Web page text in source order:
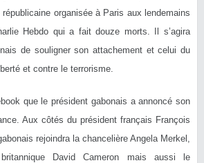
organisée à Paris aux lendemains
Hebdo qui a fait douze morts. Il s’agira
de souligner son attachement et celui du
et contre le terrorisme.
que le président gabonais a annoncé son
Aux côtés du président français François
rejoindra la chancelière Angela Merkel,
David Cameron mais aussi le